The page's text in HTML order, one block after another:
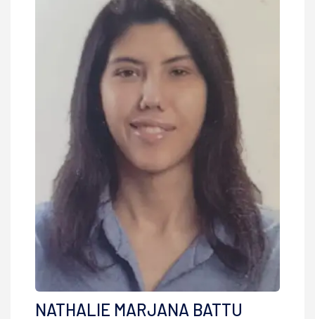
NATHALIE MARJANA BATTU